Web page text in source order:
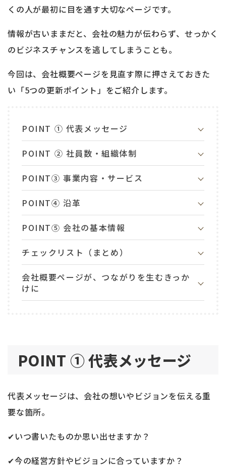
くの人が最初に目を通す大切なページです。
情報が古いままだと、会社の魅力が伝わらず、せっかく
のビジネスチャンスを逃してしまうことも。
今回は、会社概要ページを見直す際に押さえておきた
い「5つの更新ポイント」をご紹介します。
POINT ① 代表メッセージ
POINT ② 社員数・組織体制
POINT③ 事業内容・サービス
POINT④ 沿革
POINT⑤ 会社の基本情報
チェックリスト（まとめ）
会社概要ページが、つながりを生むきっか
けに
POINT ① 代表メッセージ
代表メッセージは、会社の想いやビジョンを伝える重
要な箇所。
✔いつ書いたものか思い出せますか？
✔今の経営方針やビジョンに合っていますか？